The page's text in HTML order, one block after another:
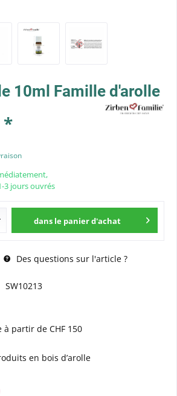
10ml Famille d'arolle
*
3 jours ouvrés
dans le panier d'achat
Des questions sur l'article ?
SW10213
partir de CHF 150
en bois d’arolle